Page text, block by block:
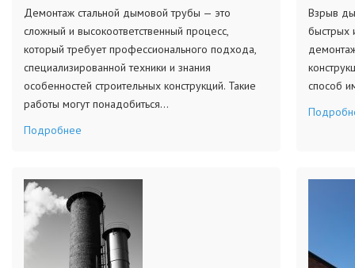
Демонтаж стальной дымовой трубы — это
сложный и высокоответственный процесс,
который требует профессионального подхода,
специализированной техники и знания
особенностей строительных конструкций. Такие
работы могут понадобиться…
Подробнее
Взрыв
быстрых
способ